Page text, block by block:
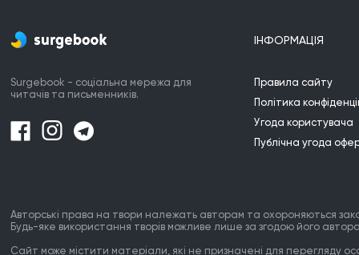
Surgebook - соціальна мережа для
читачів та письменників.
ІНФОРМАЦІЯ
Правила сайту
Політика
Угода користувача
Публічна угода
Авторські права на твори належать авторам та охороняються
Будь-яке використання творів можливе лише за згодою його
Сайт може містити матеріали, які не призначені для перегляду